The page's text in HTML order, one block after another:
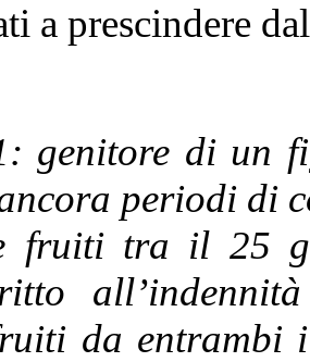
a prescindere
genitore di un
periodi di
fruiti tra il 25
da entrambi